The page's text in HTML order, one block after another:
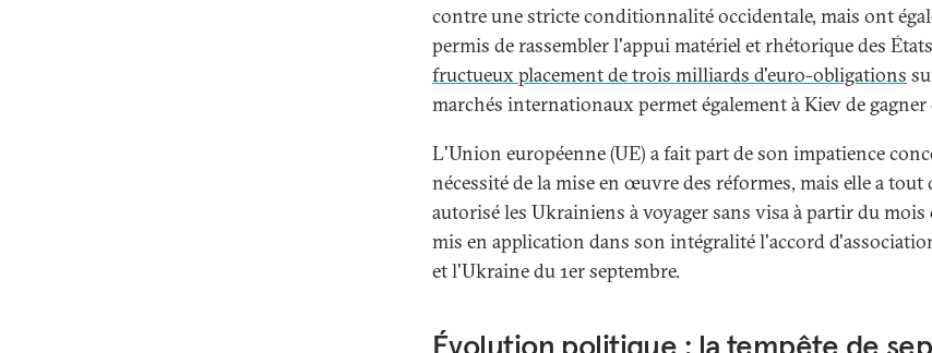
contre une stricte conditionnalité occidentale, mais ont
permis de rassembler l'appui matériel et rhétorique des
fructueux placement de trois milliards d'euro-obligations
marchés internationaux permet également à Kiev de
L'Union européenne (UE) a fait part de son impatience
nécessité de la mise en œuvre des réformes, mais elle a tout
autorisé les Ukrainiens à voyager sans visa à partir du mois
mis en application dans son intégralité l'accord
et l'Ukraine du 1er septembre.